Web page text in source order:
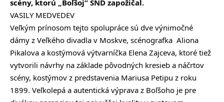
scény, ktorú „Boľšoj“ SND zapožičal.
VASILY MEDVEDEV
Veľkým prínosom tejto spolupráce sú dve výnimočné
dámy z Veľkého divadla v Moskve, scénografka Aliona
Pikalova a kostýmová výtvarníčka Elena Zajceva, ktoré tiež
vytvorili návrhy na základe pôvodných kresieb a náčrtov
scény, kostýmov z predstavenia Mariusa Petipu z roku
1899. Veľkolepá a autentická výprava z Boľšoho je pre